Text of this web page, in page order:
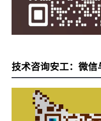
技术咨询安工：微信